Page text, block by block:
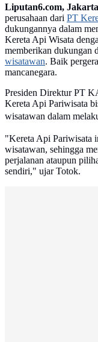
Liputan6.com, Jakarta
perusahaan dari PT
dukungannya dalam
Kereta Api Wisata
memberikan dukungan
wisatawan. Baik
mancanegara.
Presiden Direktur PT
Kereta Api Pariwisata
wisatawan dalam
"Kereta Api Pariwisata
wisatawan, sehingga
perjalanan ataupun
sendiri," ujar Totok.